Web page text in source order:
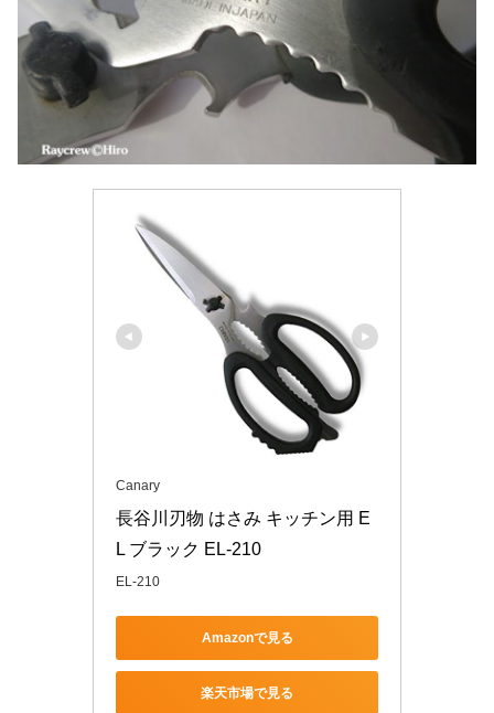
Canary
長谷川刃物 はさみ キッチン用 E
L ブラック EL-210
EL-210
Amazonで見る
楽天市場で見る